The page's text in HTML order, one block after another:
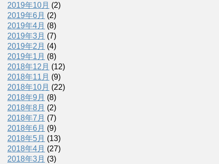
2019年10月 (2)
2019年6月 (2)
2019年4月 (8)
2019年3月 (7)
2019年2月 (4)
2019年1月 (8)
2018年12月 (12)
2018年11月 (9)
2018年10月 (22)
2018年9月 (8)
2018年8月 (2)
2018年7月 (7)
2018年6月 (9)
2018年5月 (13)
2018年4月 (27)
2018年3月 (3)